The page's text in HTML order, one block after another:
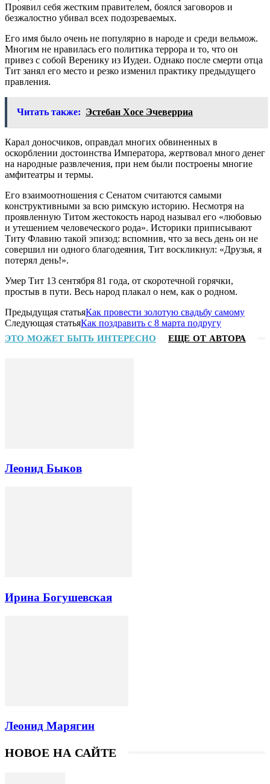
Проявил себя жестким правителем, боялся заговоров и
безжалостно убивал всех подозреваемых.
Его имя было очень не популярно в народе и среди вельмож.
Многим не нравилась его политика террора и то, что он
привез с собой Веренику из Иудеи. Однако после смерти отца
Тит занял его место и резко изменил практику предыдущего
правления.
Читать также: Эстебан Хосе Эчеверриа
Карал доносчиков, оправдал многих обвиненных в
оскорблении достоинства Императора, жертвовал много денег
на народные развлечения, при нем были построены многие
амфитеатры и термы.
Его взаимоотношения с Сенатом считаются самыми
конструктивными за всю римскую историю. Несмотря на
проявленную Титом жестокость народ называл его «любовью
и утешением человеческого рода». Историки приписывают
Титу Флавию такой эпизод: вспомнив, что за весь день он не
совершил ни одного благодеяния, Тит воскликнул: «Друзья, я
потерял день!».
Умер Тит 13 сентября 81 года, от скоротечной горячки,
простыв в пути. Весь народ плакал о нем, как о родном.
Предыдущая статьяКак провести золотую свадьбу самому
Следующая статьяКак поздравить с 8 марта подругу
ЭТО МОЖЕТ БЫТЬ ИНТЕРЕСНО ЕЩЕ ОТ АВТОРА
Леонид Быков
Ирина Богушевская
Леонид Марягин
НОВОЕ НА САЙТЕ